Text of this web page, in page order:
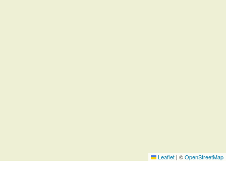
Leaflet | ©OpenStreetMap